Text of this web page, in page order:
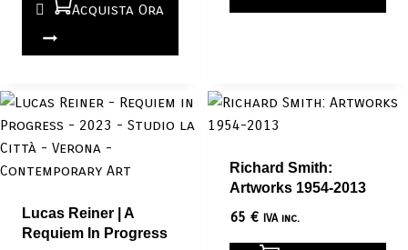
Acquista Ora
Lucas Reiner | A
Requiem In Progress
Richard Smith:
Artworks 1954-2013
65 € IVA inc.